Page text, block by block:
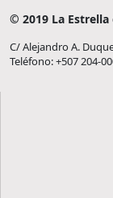
© 2019 La Estrella
C/ Alejandro A.
Teléfono: +507 204-